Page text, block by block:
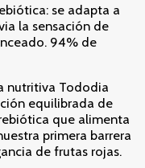
se adapta a
la sensación de
94% de
nutritiva Tododia
equilibrada de
que alimenta
primera barrera
de frutas rojas.